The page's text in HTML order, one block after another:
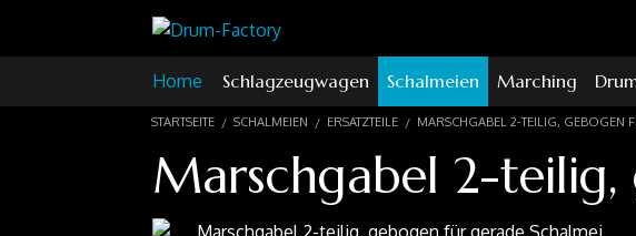
Home Schlagzeugwagen Schalmeien Marching
STARTSEITE SCHALMEIEN ERSATZTEILE MARSCHGABEL 2-TEILIG, GEBOGEN
Marschgabel 2-teilig,